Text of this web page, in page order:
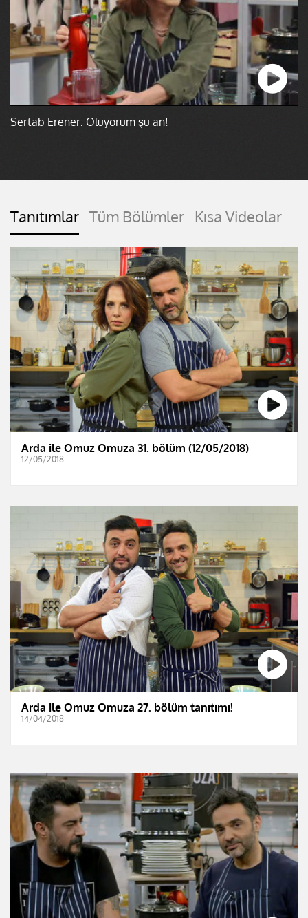
Sertab Erener: Ölüyorum şu an!
Tanıtımlar Tüm Bölümler Kısa Videolar
Arda ile Omuz Omuza 31. bölüm (12/05/2018)
12/05/2018
Arda ile Omuz Omuza 27. bölüm tanıtımı!
14/04/2018